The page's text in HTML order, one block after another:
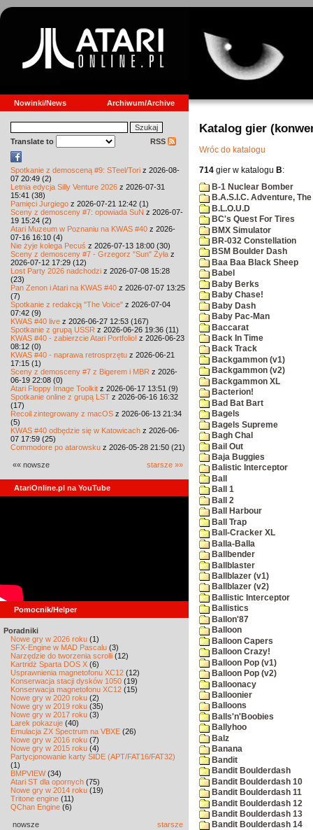
Nowinki/News Archiwum/Archive
Translate to RSS
Spotkanie z demosceną #9: STeel/Tori z 2026-08-
07 20:49 (2)
Letnia edycja Silly Venture 2026 z 2026-07-31
15:41 (38)
Pamięci Jurgiego z 2026-07-21 12:42 (1)
Sceny z demosceny #7: opowiada SuN z 2026-07-
19 15:24 (2)
Atari Muzeum w Poznaniu na KWAS #40 z 2026-
07-16 16:10 (4)
Nie żyje kolega Pecuś z 2026-07-13 18:00 (30)
Sceny z demosceny #7 - Grzegorz "Sun" Żyła z
2026-07-12 17:29 (12)
Lost Party 2026 nadchodzi z 2026-07-08 15:28
(23)
Pan Zenon i Atari na KWAS #40 z 2026-07-07 13:25
(7)
Spotkanie z redakcją "The Voice" z 2026-07-04
07:42 (9)
KWAS #40 live z 2026-06-27 12:53 (167)
Spotkanie z grupą USSR z 2026-06-26 19:36 (11)
KWAS #40 - zabierzcie Atari Portfolio! z 2026-06-23
08:12 (0)
KWAS #40 - naprawa retrosprzętu z 2026-06-21
17:15 (1)
Sceny z demosceny #7 z Bigerem i MBR z 2026-
06-19 22:08 (0)
Atari Floppy Image Toolkit z 2026-06-17 13:51 (9)
Spotkanie online z grupą LST z 2026-06-16 16:32
(17)
Recoil zintegrowany z macOS z 2026-06-13 21:34
(5)
KWAS #40 odbędzie się w Katowicach z 2026-06-
07 17:59 (25)
Commodore po atarowsku z 2026-05-28 21:50 (21)
«« nowsze starsze »»
AtariOnline.pl na YouTube
Pomocnik/Helper
Poradniki
Nowe gry w 2026 roku (1)
SFX-Engine w MAD Pascalu (3)
Narzędzie do tworzenia scrolli (12)
Kartridż Sparta DOS X (6)
Usprawnienia magnetofonu XC12 (12)
Konserwacja stacji dysków 1050 (19)
Konserwacja magnetofonu XC12 (15)
Nowe gry w 2020 roku (2)
Nowe gry w 2019 roku (35)
Nowe gry w 2017 roku (3)
Larek pokazuje (40)
Emulacja ZX Spectrum na VBXE (26)
Nowe gry w 2016 roku (7)
Nowe gry w 2015 roku (4)
Partycjonowanie karty SIDE (APT/FAT16/FAT32)
(1)
BMPVIEW(34)
Atari ST dla opornych (75)
Nowe gry w 2014 roku (19)
Tritone engine (11)
QChan Engine (6)
nowsze starsze
Katalog gier
Wróc do katalogu
714 gier w katalogu B:
B-1 Nuclear Bomber
B.A.S.I.C. Adventure, The
B.L.O.U.D
BC's Quest For Tires
BMX Simulator
BR-032 Constellation
BSM Boulder Dash
Baa Baa Black Sheep
Babel
Baby Berks
Baby Chase!
Baby Dash
Baby Pac-Man
Baccarat
Back In Time
Back Track
Backgammon (v1)
Backgammon (v2)
Backgammon XL
Bacterion!
Bad Bat Bart
Bagels
Bagels Supreme
Bagh Chal
Bail Out
Baja Buggies
Balistic Interceptor
Ball
Ball 1
Ball 2
Ball Harbour
Ball Trap
Ball-Cracker XL
Balla-Balla
Ballbender
Ballblaster
Ballblazer (v1)
Ballblazer (v2)
Ballistic Interceptor
Ballistics
Ballon'87
Balloon
Balloon Capers
Balloon Crazy!
Balloon Pop (v1)
Balloon Pop (v2)
Balloonacy
Balloonier
Balloons
Balls'n'Boobies
Ballyhoo
Balz
Banana
Bandit
Bandit Boulderdash
Bandit Boulderdash 10
Bandit Boulderdash 11
Bandit Boulderdash 12
Bandit Boulderdash 13
Bandit Boulderdash 14